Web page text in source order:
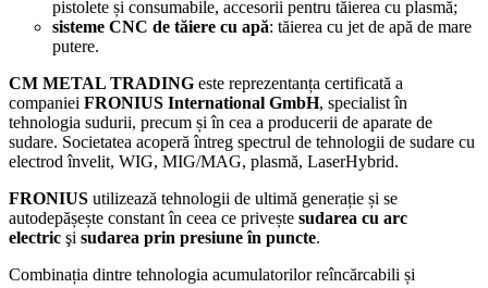
pistolete și consumabile, accesorii pentru tăierea cu plasmă;
sisteme CNC de tăiere cu apă: tăierea cu jet de apă de mare
putere.
CM METAL TRADING este reprezentanța certificată a
companiei FRONIUS International GmbH, specialist în
tehnologia sudurii, precum și în cea a producerii de aparate de
sudare. Societatea acoperă întreg spectrul de tehnologii de sudare cu
electrod învelit, WIG, MIG/MAG, plasmă, LaserHybrid.
FRONIUS utilizează tehnologii de ultimă generație și se
autodepășește constant în ceea ce privește sudarea cu arc
electric şi sudarea prin presiune în puncte.
Combinația dintre tehnologia acumulatorilor reîncărcabili și